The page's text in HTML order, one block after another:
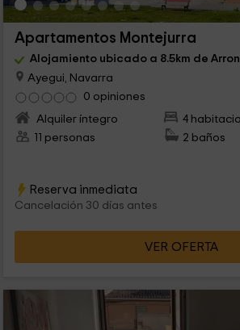
Apartamentos Montejurra
Alojamiento ubicado a 8.5km de
Ayegui, Navarra
0 opiniones
Alquiler íntegro
4
11 personas
2 baños
Reserva inmediata
Cancelación 30 días antes
VER OFERTA